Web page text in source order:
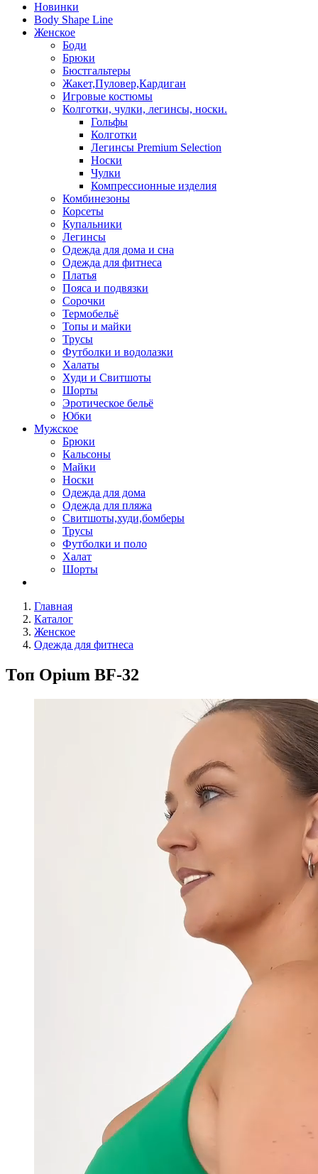
Новинки
Body Shape Line
Женское
Боди
Брюки
Бюстгальтеры
Жакет,Пуловер,Кардиган
Игровые костюмы
Колготки, чулки, легинсы, носки.
Гольфы
Колготки
Легинсы Premium Selection
Носки
Чулки
Компрессионные изделия
Комбинезоны
Корсеты
Купальники
Легинсы
Одежда для дома и сна
Одежда для фитнеса
Платья
Пояса и подвязки
Сорочки
Термобельё
Топы и майки
Трусы
Футболки и водолазки
Халаты
Худи и Свитшоты
Шорты
Эротическое бельё
Юбки
Мужское
Брюки
Кальсоны
Майки
Носки
Одежда для дома
Одежда для пляжа
Свитшоты,худи,бомберы
Трусы
Футболки и поло
Халат
Шорты
Главная
Каталог
Женское
Одежда для фитнеса
Топ Opium BF-32